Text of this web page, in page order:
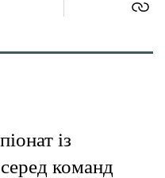
із
команд